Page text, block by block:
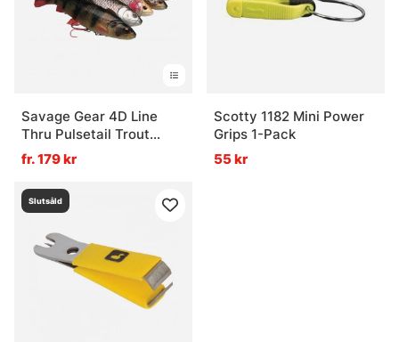
Savage Gear 4D Line
Thru Pulsetail Trout
20cm 102g
fr. 179 kr
Scotty 1182 Mini Power
Grips 1-Pack
55 kr
Slutsåld